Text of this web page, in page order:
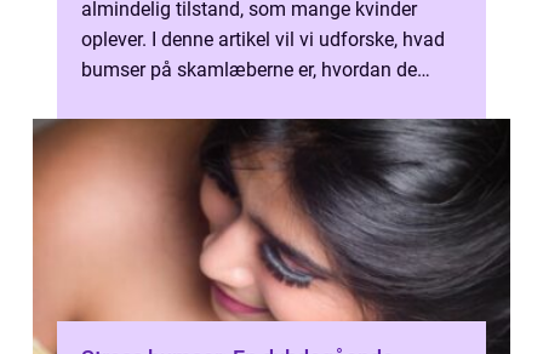
almindelig tilstand, som mange kvinder
oplever. I denne artikel vil vi udforske, hvad
bumser på skamlæberne er, hvordan de